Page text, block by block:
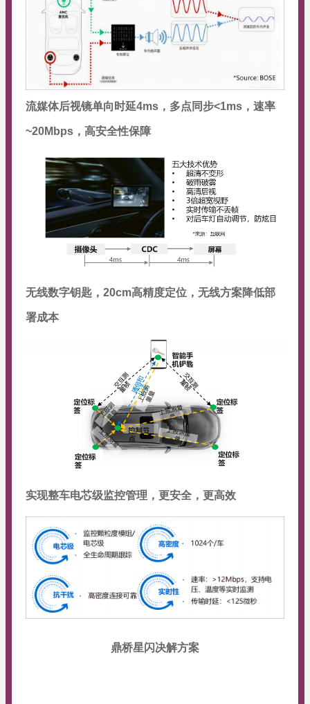
流媒体后视镜单向时延4ms，多点同步<1ms，速率
~20Mbps，高安全性保障
无线数字钥匙，20cm高精度定位，无线方案降低部
署成本
实现整车电芯级监控管理，更安全，更高效
鼎桥星闪决解方案